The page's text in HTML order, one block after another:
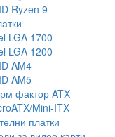
Ryzen 9
LGA 1700
LGA 1200
AM4
AM5
фактор ATX
Mini-ITX
платки